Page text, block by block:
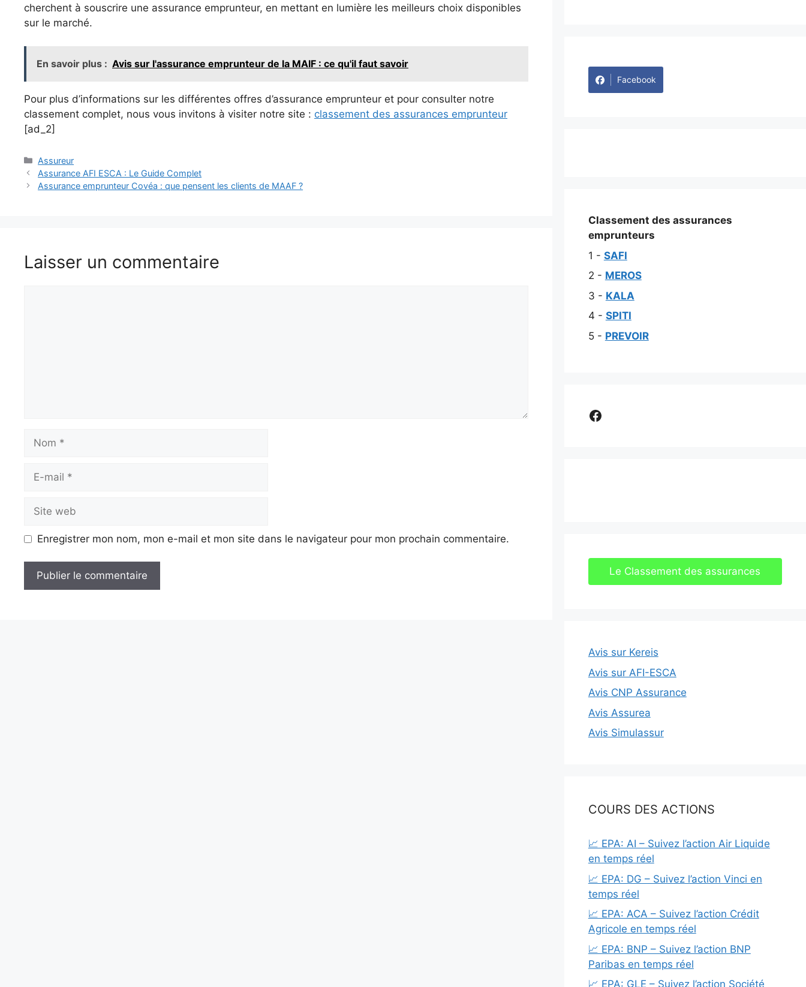
cherchent à souscrire une assurance emprunteur, en mettant en lumière les meilleurs choix disponibles
sur le marché.
En savoir plus : Avis sur l'assurance emprunteur de la MAIF : ce qu'il faut savoir
Pour plus d’informations sur les différentes offres d’assurance emprunteur et pour consulter notre
classement complet, nous vous invitons à visiter notre site : classement des assurances emprunteur
[ad_2]
Catégories
Assureur
Assurance AFI ESCA : Le Guide Complet
Assurance emprunteur Covéa : que pensent les clients de MAAF ?
Laisser un commentaire
mail
web
Enregistrer mon nom, mon e-mail et mon site dans le navigateur pour mon prochain commentaire.
Facebook
Classement des assurances
emprunteurs
1 - SAFI
2 - MEROS
3 - KALA
4 - SPITI
5 - PREVOIR
Comparer assurance
Le Classement des assurances
Avis sur Kereis
Avis sur AFI-ESCA
Avis CNP Assurance
Avis Assurea
Avis Simulassur
COURS DES ACTIONS
📈 EPA: AI – Suivez l’action Air Liquide
en temps réel
📈 EPA: DG – Suivez l’action Vinci en
temps réel
📈 EPA: ACA – Suivez l’action Crédit
Agricole en temps réel
📈 EPA: BNP – Suivez l’action BNP
Paribas en temps réel
📈 EPA: GLE – Suivez l’action Société